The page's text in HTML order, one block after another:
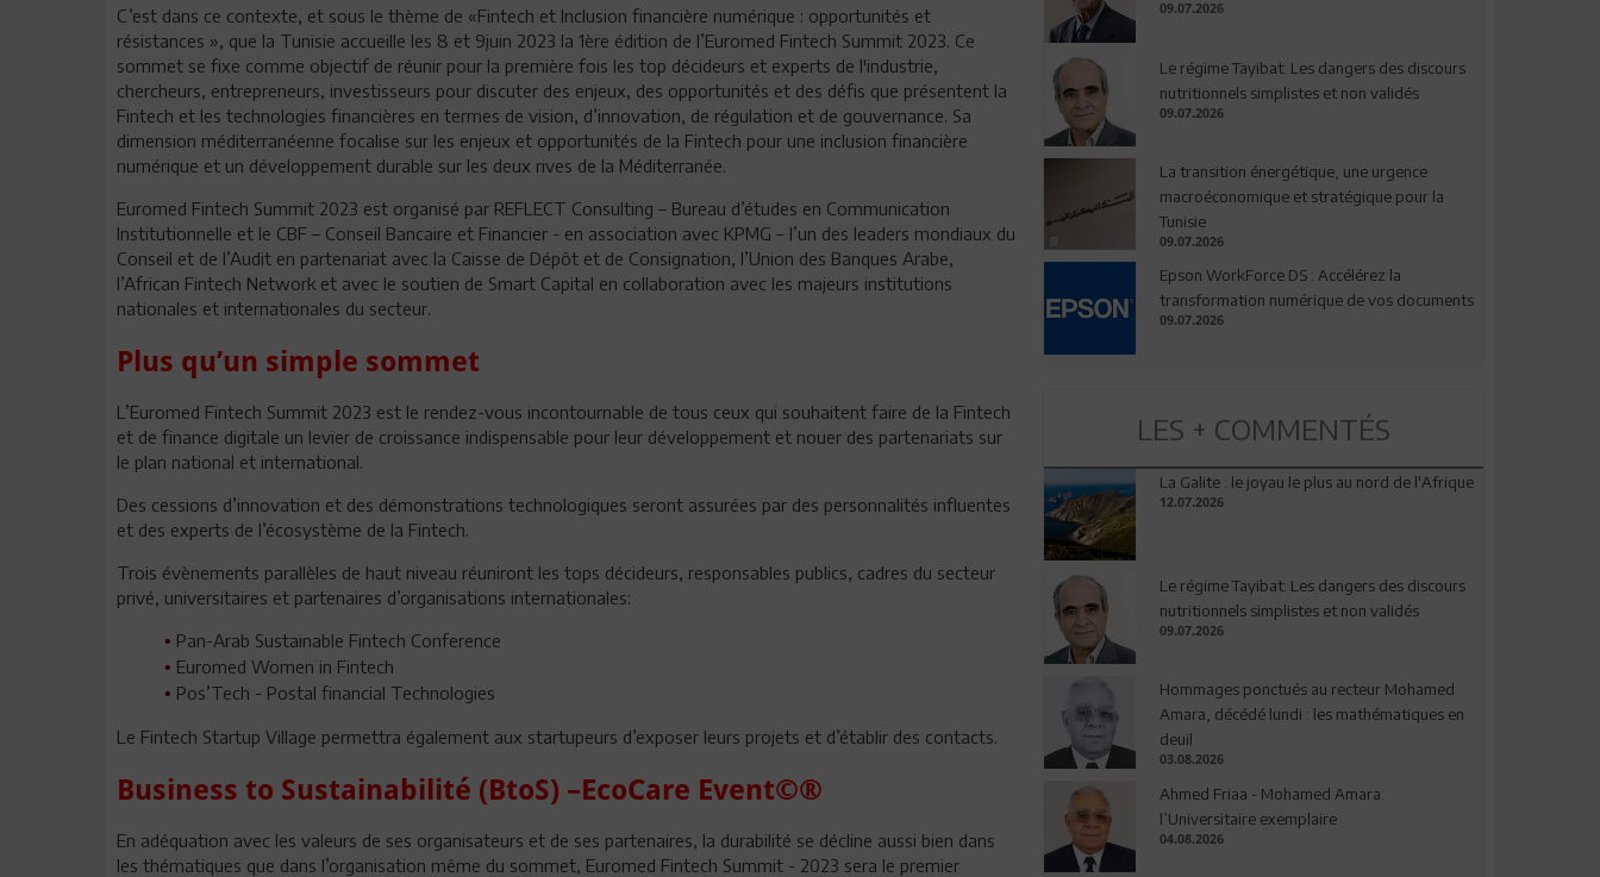
C’est dans ce contexte, et sous le thème de «Fintech et Inclusion financière numérique : opportunités et
résistances », que la Tunisie accueille les 8 et 9juin 2023 la 1ère édition de l’Euromed Fintech Summit 2023. Ce
sommet se fixe comme objectif de réunir pour la première fois les top décideurs et experts de l'industrie,
chercheurs, entrepreneurs, investisseurs pour discuter des enjeux, des opportunités et des défis que présentent la
Fintech et les technologies financières en termes de vision, d’innovation, de régulation et de gouvernance. Sa
dimension méditerranéenne focalise sur les enjeux et opportunités de la Fintech pour une inclusion financière
numérique et un développement durable sur les deux rives de la Méditerranée.
Euromed Fintech Summit 2023 est organisé par REFLECT Consulting – Bureau d’études en Communication
Institutionnelle et le CBF – Conseil Bancaire et Financier - en association avec KPMG – l’un des leaders mondiaux du
Conseil et de l’Audit en partenariat avec la Caisse de Dépôt et de Consignation, l’Union des Banques Arabe,
l’African Fintech Network et avec le soutien de Smart Capital en collaboration avec les majeurs institutions
nationales et internationales du secteur.
Plus qu’un simple sommet
L’Euromed Fintech Summit 2023 est le rendez-vous incontournable de tous ceux qui souhaitent faire de la Fintech
et de finance digitale un levier de croissance indispensable pour leur développement et nouer des partenariats sur
le plan national et international.
Des cessions d’innovation et des démonstrations technologiques seront assurées par des personnalités influentes
et des experts de l’écosystème de la Fintech.
Trois évènements parallèles de haut niveau réuniront les tops décideurs, responsables publics, cadres du secteur
privé, universitaires et partenaires d’organisations internationales:
• Pan-Arab Sustainable Fintech Conference
• Euromed Women in Fintech
• Pos’Tech - Postal financial Technologies
Le Fintech Startup Village permettra également aux startupeurs d’exposer leurs projets et d’établir des contacts.
Business to Sustainabilité (BtoS) –EcoCare Event©®
En adéquation avec les valeurs de ses organisateurs et de ses partenaires, la durabilité se décline aussi bien dans
les thématiques que dans l’organisation même du sommet, Euromed Fintech Summit - 2023 sera le premier
09.07.2026
Le régime Tayibat: Les dangers des discours
nutritionnels simplistes et non validés
09.07.2026
La transition énergétique, une urgence
macroéconomique et stratégique pour la
Tunisie
09.07.2026
Epson WorkForce DS : Accélérez la
transformation numérique de vos documents
09.07.2026
LES + COMMENTÉS
La Galite : le joyau le plus au nord de l'Afrique
12.07.2026
Le régime Tayibat: Les dangers des discours
nutritionnels simplistes et non validés
09.07.2026
Hommages ponctués au recteur Mohamed
Amara, décédé lundi : les mathématiques en
deuil
03.08.2026
Ahmed Friaa - Mohamed Amara:
l’Universitaire exemplaire
04.08.2026